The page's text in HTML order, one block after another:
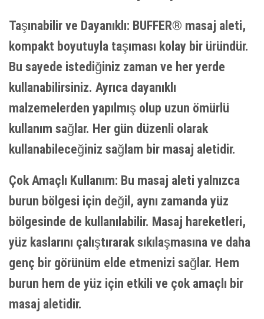
Taşınabilir ve Dayanıklı: BUFFER® masaj aleti,
kompakt boyutuyla taşıması kolay bir üründür.
Bu sayede istediğiniz zaman ve her yerde
kullanabilirsiniz. Ayrıca dayanıklı
malzemelerden yapılmış olup uzun ömürlü
kullanım sağlar. Her gün düzenli olarak
kullanabileceğiniz sağlam bir masaj aletidir.
Çok Amaçlı Kullanım: Bu masaj aleti yalnızca
burun bölgesi için değil, aynı zamanda yüz
bölgesinde de kullanılabilir. Masaj hareketleri,
yüz kaslarını çalıştırarak sıkılaşmasına ve daha
genç bir görünüm elde etmenizi sağlar. Hem
burun hem de yüz için etkili ve çok amaçlı bir
masaj aletidir.